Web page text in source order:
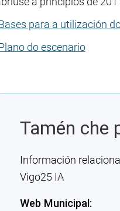
para a utilización
do escenario
Tamén che
Información
Vigo25 IA
Web Municipal: